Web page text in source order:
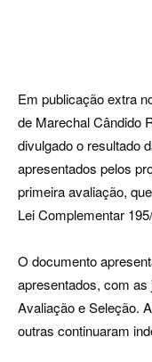
Em publicação extra
de Marechal Cândido
divulgado o resultado
apresentados pelos
primeira avaliação,
Lei Complementar
O documento
apresentados, com
Avaliação e Seleção.
outras continuaram